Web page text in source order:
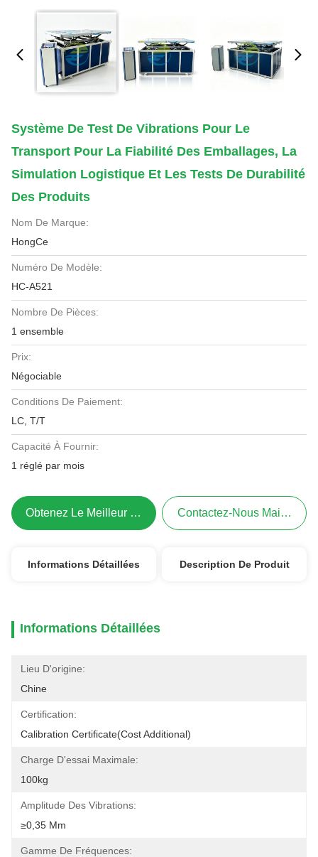
Système De Test De Vibrations Pour Le
Transport Pour La Fiabilité Des Emballages, La
Simulation Logistique Et Les Tests De Durabilité
Des Produits
Nom De Marque:
HongCe
Numéro De Modèle:
HC-A521
Nombre De Pièces:
1 ensemble
Prix:
Négociable
Conditions De Paiement:
LC, T/T
Capacité À Fournir:
1 réglé par mois
Obtenez Le Meilleur Prix Contactez-Nous Maintenant
Informations Détaillées Description De Produit
Informations Détaillées
Lieu D'origine:
Chine
Certification:
Calibration Certificate(cost Additional)
Charge D'essai Maximale:
100kg
Amplitude Des Vibrations:
≥0,35 Mm
Gamme De Fréquences: